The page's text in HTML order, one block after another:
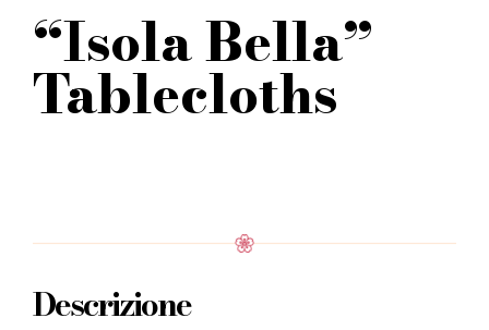
“Isola Bella”
Tablecloths
Descrizione